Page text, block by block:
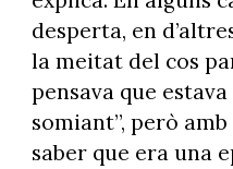
desperta, en
la meitat del cos
pensava que
somiant”, però
saber que era una